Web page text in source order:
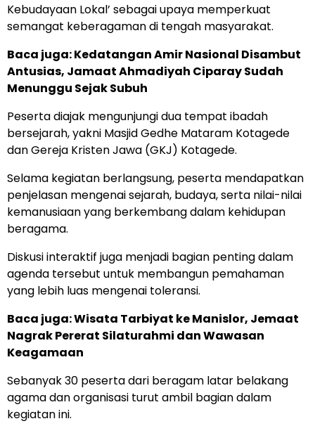
Kebudayaan Lokal’ sebagai upaya memperkuat
semangat keberagaman di tengah masyarakat.
Baca juga:Kedatangan Amir Nasional Disambut
Antusias, Jamaat Ahmadiyah Ciparay Sudah
Menunggu Sejak Subuh
Peserta diajak mengunjungi dua tempat ibadah
bersejarah, yakni Masjid Gedhe Mataram Kotagede
dan Gereja Kristen Jawa (GKJ) Kotagede.
Selama kegiatan berlangsung, peserta mendapatkan
penjelasan mengenai sejarah, budaya, serta nilai-nilai
kemanusiaan yang berkembang dalam kehidupan
beragama.
Diskusi interaktif juga menjadi bagian penting dalam
agenda tersebut untuk membangun pemahaman
yang lebih luas mengenai toleransi.
Baca juga: Wisata Tarbiyat ke Manislor, Jemaat
Nagrak Pererat Silaturahmi dan Wawasan
Keagamaan
Sebanyak 30 peserta dari beragam latar belakang
agama dan organisasi turut ambil bagian dalam
kegiatan ini.